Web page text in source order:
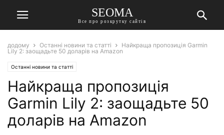
SEOMA
Все про розкрутку сайтів
додому Останні новини та статті
Найкраща пропозиція Garmin
Lily 2: заощадьте 50 доларів на Amazon
Останні новини та статті
Найкраща пропозиція
Garmin Lily 2: заощадьте 50
доларів на Amazon